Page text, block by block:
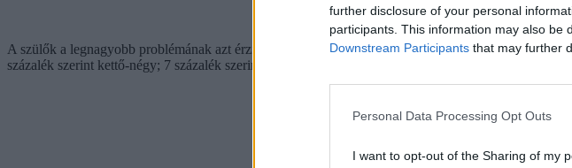
further disclosure of your personal
participants. This information may also be
Downstream Participants that may further
Personal Data Processing Opt Outs
I want to opt-out of the Sharing of my
A szülők a legnagyobb problémának azt érzik, ha van az osztályban magatartásproblémákkal
százalék szerint kettő-négy; 7 százalék szerint ötnél is több.